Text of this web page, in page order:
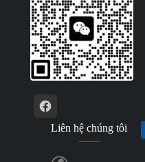
Liên hệ chúng tôi